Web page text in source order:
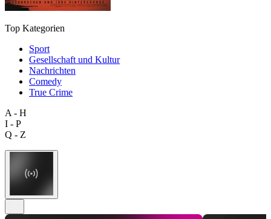
Top Kategorien
Sport
Gesellschaft und Kultur
Nachrichten
Comedy
True Crime
A - H
I - P
Q - Z